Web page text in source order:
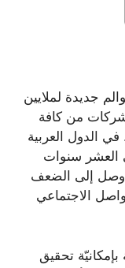
جديدة لملايين
من كافة
الدول العربية
العشر سنوات
وصل إلى الضعف
الاجتماعي
تحقيق